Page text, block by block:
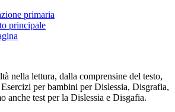
primaria
principale
nella lettura, dalla comprensine del testo,
per bambini per Dislessia, Disgrafia,
anche test per la Dislessia e Disgafia.